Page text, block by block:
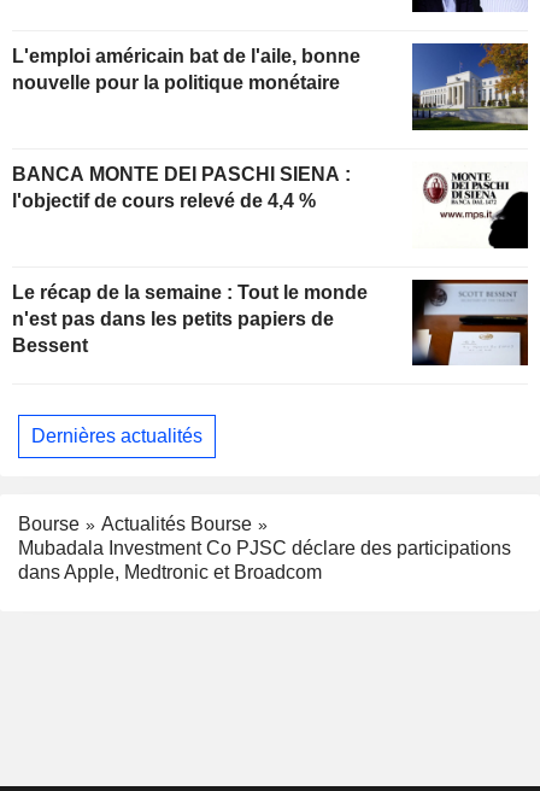
L'emploi américain bat de l'aile, bonne
nouvelle pour la politique monétaire
BANCA MONTE DEI PASCHI SIENA :
l'objectif de cours relevé de 4,4 %
Le récap de la semaine : Tout le monde
n'est pas dans les petits papiers de
Bessent
Dernières actualités
Bourse
Actualités Bourse
Mubadala Investment Co PJSC déclare des participations
dans Apple, Medtronic et Broadcom